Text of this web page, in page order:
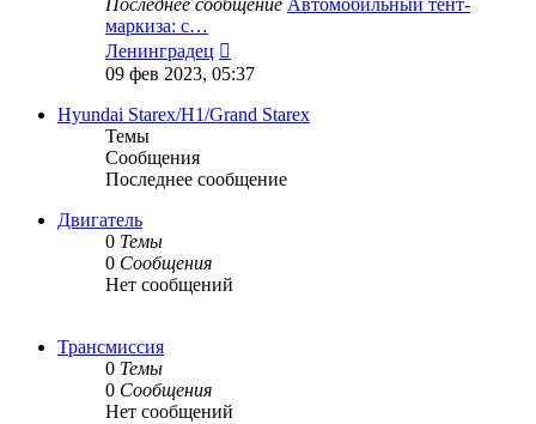
Последнее сообщение Автомобильный тент-
маркиза: с…
Ленинградец
к
сообщению
09 фев 2023, 05:37
Hyundai Starex/H1/Grand Starex
Темы
Сообщения
Последнее сообщение
Двигатель
0 Темы
0 Сообщения
Нет сообщений
Трансмиссия
0 Темы
0 Сообщения
Нет сообщений